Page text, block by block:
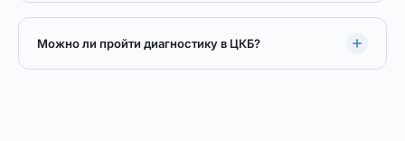
Можно ли пройти диагностику в ЦКБ?